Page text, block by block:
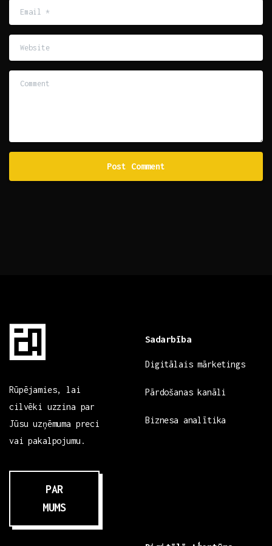
*
Website
Rūpējamies, lai
cilvēki uzzina par
Jūsu uzņēmuma preci
vai pakalpojumu.
PAR
MUMS
Sadarbība
Digitālais mārketings
Pārdošanas kanāli
Biznesa analītika